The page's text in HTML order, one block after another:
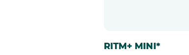
RITM+ MINI*